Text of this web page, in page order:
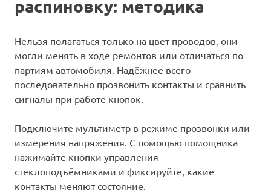
распиновку: методика
Нельзя полагаться только на цвет проводов, они
могли менять в ходе ремонтов или отличаться по
партиям автомобиля. Надёжнее всего —
последовательно прозвонить контакты и сравнить
сигналы при работе кнопок.
Подключите мультиметр в режиме прозвонки или
измерения напряжения. С помощью помощника
нажимайте кнопки управления
стеклоподъёмниками и фиксируйте, какие
контакты меняют состояние.